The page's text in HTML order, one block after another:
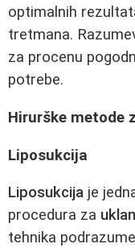
optimalnih
tretmana.
za procenu
potrebe.
Hirurške metode
Liposukcija
Liposukcija je
procedura za
tehnika